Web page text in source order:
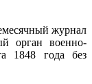
журнал
орган военно-
1848 года без